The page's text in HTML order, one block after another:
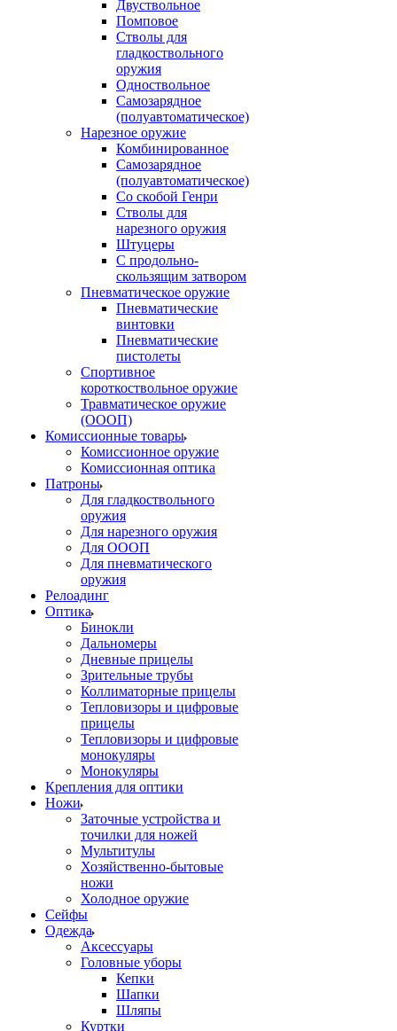
Двуствольное
Помповое
Стволы для
гладкоствольного
оружия
Одноствольное
Самозарядное
(полуавтоматическое)
Нарезное оружие
Комбинированное
Самозарядное
(полуавтоматическое)
Со скобой Генри
Стволы для
нарезного оружия
Штуцеры
С продольно-
скользящим затвором
Пневматическое оружие
Пневматические
винтовки
Пневматические
пистолеты
Спортивное
короткоствольное оружие
Травматическое оружие
(ОООП)
Комиссионные товары
Комиссионное оружие
Комиссионная оптика
Патроны
Для гладкоствольного
оружия
Для нарезного оружия
Для ОООП
Для пневматического
оружия
Релоадинг
Оптика
Бинокли
Дальномеры
Дневные прицелы
Зрительные трубы
Коллиматорные прицелы
Тепловизоры и цифровые
прицелы
Тепловизоры и цифровые
монокуляры
Монокуляры
Крепления для оптики
Ножи
Заточные устройства и
точилки для ножей
Мультитулы
Хозяйственно-бытовые
ножи
Холодное оружие
Сейфы
Одежда
Аксессуары
Головные уборы
Кепки
Шапки
Шляпы
Куртки